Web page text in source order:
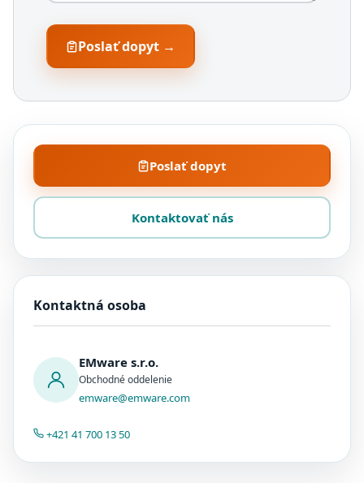
Poslať dopyt →
Poslať dopyt
Kontaktovať nás
Kontaktná osoba
EMware s.r.o.
Obchodné oddelenie
emware@emware.com
+421 41 700 13 50